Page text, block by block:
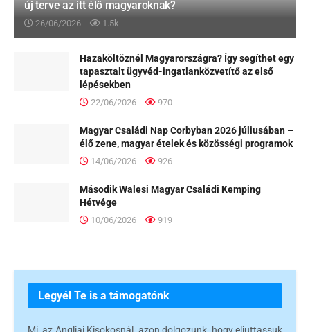
új terve az itt élő magyaroknak?
26/06/2026 1.5k
Hazaköltöznél Magyarországra? Így segíthet egy
tapasztalt ügyvéd-ingatlanközvetítő az első
lépésekben
22/06/2026 970
Magyar Családi Nap Corbyban 2026 júliusában –
élő zene, magyar ételek és közösségi programok
14/06/2026 926
Második Walesi Magyar Családi Kemping
Hétvége
10/06/2026 919
Legyél Te is a támogatónk
Mi, az Angliai Kisokosnál, azon dolgozunk, hogy eljuttassuk